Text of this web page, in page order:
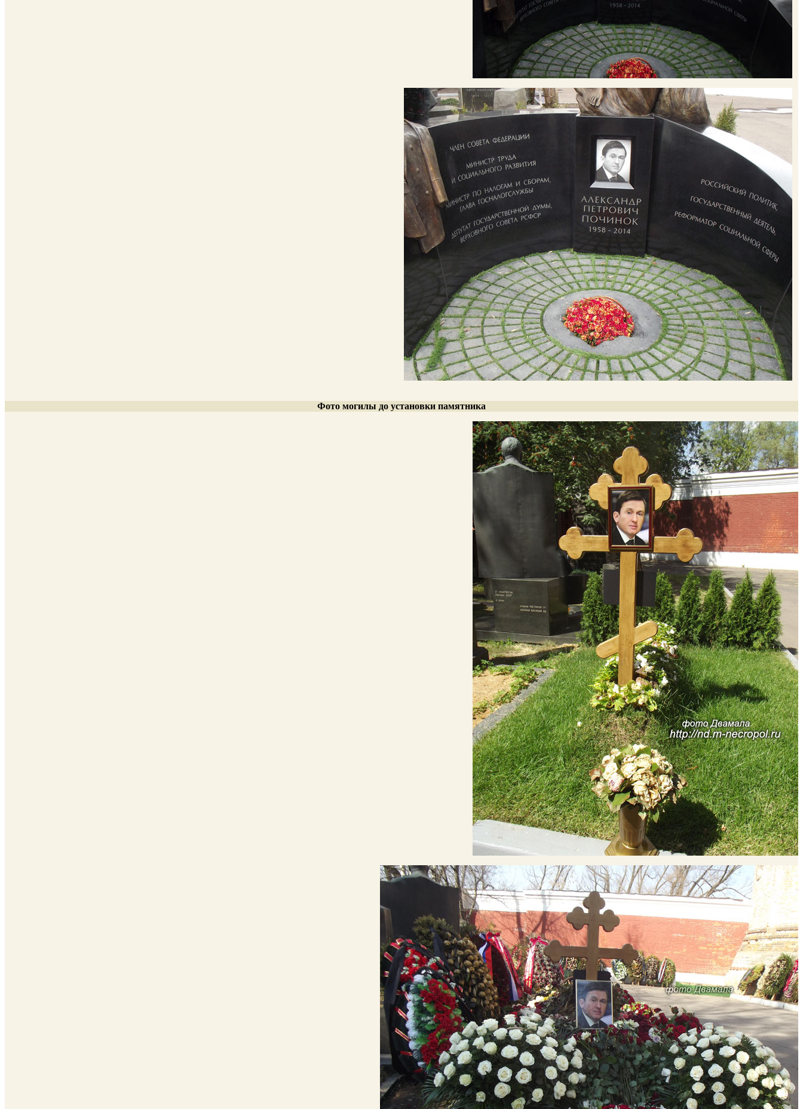
Фото могилы до установки памятника